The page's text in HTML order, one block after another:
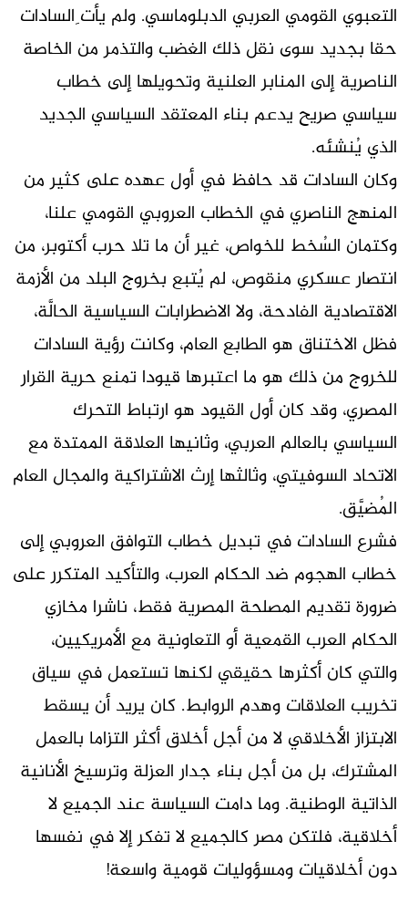
التعبوي القومي العربي الدبلوماسي. ولم يأت ِالسادات
حقا بجديد سوى نقل ذلك الغضب والتذمر من الخاصة
الناصرية إلى المنابر العلنية وتحويلها إلى خطاب
سياسي صريح يدعم بناء المعتقد السياسي الجديد
الذي يُنشئه.
وكان السادات قد حافظ في أول عهده على كثير من
المنهج الناصري في الخطاب العروبي القومي علنا،
وكتمان السُخط للخواص، غير أن ما تلا حرب أكتوبر، من
انتصار عسكري منقوص، لم يُتبع بخروج البلد من الأزمة
الاقتصادية الفادحة، ولا الاضطرابات السياسية الحالَّة،
فظل الاختناق هو الطابع العام، وكانت رؤية السادات
للخروج من ذلك هو ما اعتبرها قيودا تمنع حرية القرار
المصري، وقد كان أول القيود هو ارتباط التحرك
السياسي بالعالم العربي، وثانيها العلاقة الممتدة مع
الاتحاد السوفيتي، وثالثها إرث الاشتراكية والمجال العام
المُضيَّق.
فشرع السادات في تبديل خطاب التوافق العروبي إلى
خطاب الهجوم ضد الحكام العرب، والتأكيد المتكرر على
ضرورة تقديم المصلحة المصرية فقط، ناشرا مخازي
الحكام العرب القمعية أو التعاونية مع الأمريكيين،
والتي كان أكثرها حقيقي لكنها تستعمل في سياق
تخريب العلاقات وهدم الروابط. كان يريد أن يسقط
الابتزاز الأخلاقي لا من أجل أخلاق أكثر التزاما بالعمل
المشترك، بل من أجل بناء جدار العزلة وترسيخ الأنانية
الذاتية الوطنية. وما دامت السياسة عند الجميع لا
أخلاقية، فلتكن مصر كالجميع لا تفكر إلا في نفسها
دون أخلاقيات ومسؤوليات قومية واسعة!